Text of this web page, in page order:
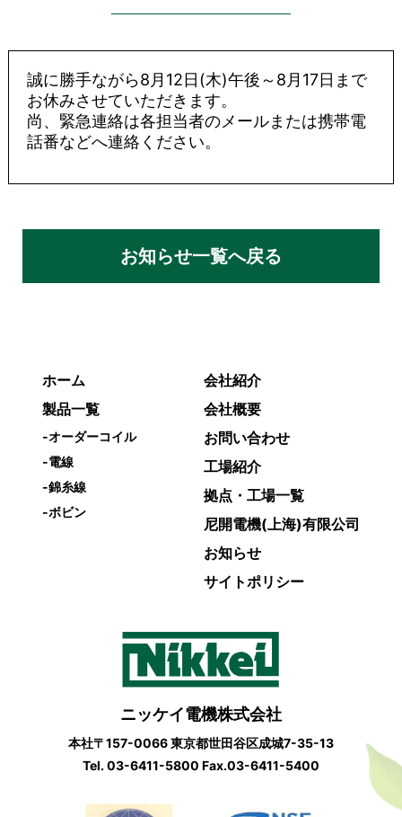
誠に勝手ながら8月12日(木)午後～8月17日まで
お休みさせていただきます。
尚、緊急連絡は各担当者のメールまたは携帯電
話番などへ連絡ください。
お知らせ一覧へ戻る
ニッケイ電機株式会社
本社〒157-0066 東京都世⽥⾕区成城7-35-13
Tel.03-6411-5800 Fax.03-6411-5400
ホーム
製品一覧
-オーダーコイル
-電線
-錦糸線
-ボビン
会社紹介
会社概要
お問い合わせ
工場紹介
拠点・工場一覧
尼開電機(上海)有限公司
お知らせ
サイトポリシー